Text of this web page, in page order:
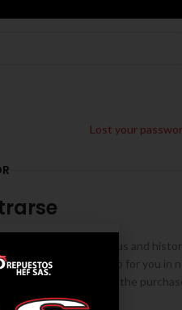
Lost your
your order status and
a new account set up for you in
necessary to make the
and easier.